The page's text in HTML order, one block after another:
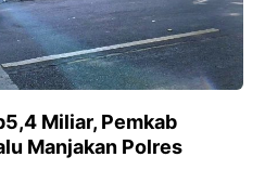
Miliar, Pemkab
Manjakan Polres